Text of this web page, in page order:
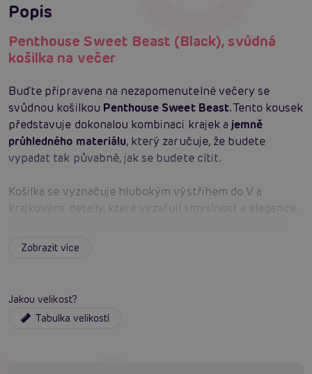
Popis
Penthouse Sweet Beast (Black), svůdná
košilka na večer
Buďte připravena na nezapomenutelné večery se
svůdnou košilkou Penthouse Sweet Beast. Tento kousek
představuje dokonalou kombinaci krajek a jemně
průhledného materiálu, který zaručuje, že budete
vypadat tak půvabně, jak se budete cítit.
Košilka se vyznačuje hlubokým výstřihem do V a
krajkovými detaily, které vyzařují smyslnost a elegance.
zatímco krajka podtrhuje jemnost a romantiku. Bez
dávku sebevědomí a svůdnosti.
Nezapomeňte také na tanga, která jsou součástí balení.
Zobrazit více
Jakou velikost?
Tabulka velikostí